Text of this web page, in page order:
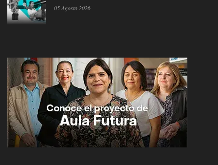
05 Agosto 2026